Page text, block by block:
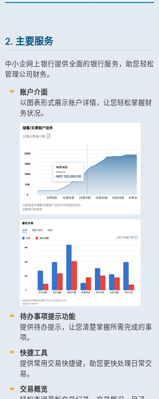
2. 主要服务
中小企网上银行提供全面的银行服务，助您轻松
管理公司财务。
账户介面
以图表形式展示账户详情，让您轻松掌握财
务状况。
待办事项提示功能
提供待办提示，让您清楚掌握所需完成的事
项。
快捷工具
提供常用交易快捷键，助您更快处理日常交
易。
交易概览